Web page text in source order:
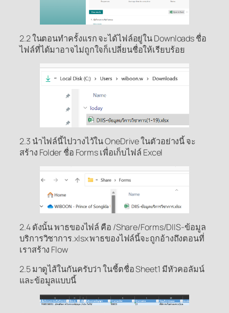
2.2 ในตอนทำครั้งแรก จะได้ไฟล์อยู่ใน Downloads ชื่อ
ไฟล์ที่ได้มาอาจไม่ถูกใจก็เปลี่ยนชื่อให้เรียบร้อย
2.3 นำไฟล์นี้ไปวางไว้ใน OneDrive ในตัวอย่างนี้ จะ
สร้าง Folder ชื่อ Forms เพื่อเก็บไฟล์ Excel
2.4 ดังนั้น พาธของไฟล์ คือ /Share/Forms/DIIS-ข้อมูล
บริการวิชาการ.xlsx พาธของไฟล์นี้จะถูกอ้างถึงตอนที่
เราสร้าง Flow
2.5 มาดูไส้ในกันครับว่า ในชี้ตชื่อ Sheet1 มีหัวคอลัมน์
และข้อมูลแบบนี้